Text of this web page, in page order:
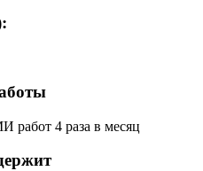
работ 4 раза в месяц